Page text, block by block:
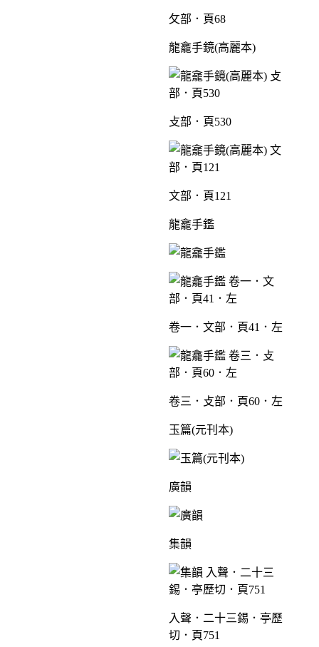
攵部．頁68
龍龕手鏡(高麗本)
攴部．頁530
文部．頁121
龍龕手鑑
卷一．文部．頁41．左
卷三．攴部．頁60．左
玉篇(元刊本)
廣韻
集韻
入聲．二十三錫．亭歷
切．頁751